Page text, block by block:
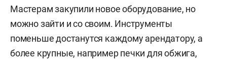
Мастерам закупили новое оборудование, но
можно зайти и со своим. Инструменты
поменьше достанутся каждому арендатору, а
более крупные, например печки для обжига,